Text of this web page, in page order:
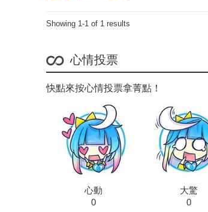
Showing 1-1 of 1 results
心情投票
快點來按心情投票拿菁點！
心動
0
大驚
0